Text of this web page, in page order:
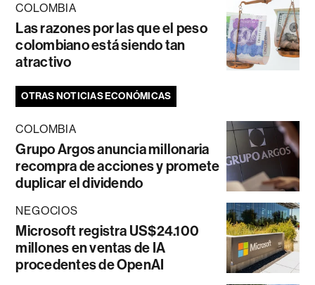
COLOMBIA
Las razones por las que el peso
colombiano está siendo tan
atractivo
OTRAS NOTICIAS ECONÓMICAS
COLOMBIA
Grupo Argos anuncia millonaria
recompra de acciones y promete
duplicar el dividendo
NEGOCIOS
Microsoft registra US$24.100
millones en ventas de IA
procedentes de OpenAI